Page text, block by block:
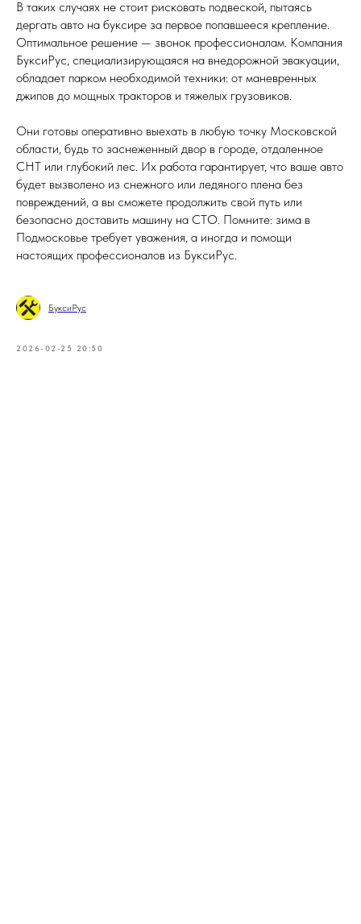
В таких случаях не стоит рисковать подвеской, пытаясь
дергать авто на буксире за первое попавшееся крепление.
Оптимальное решение — звонок профессионалам. Компания
БуксиРус, специализирующаяся на внедорожной эвакуации,
обладает парком необходимой техники: от маневренных
джипов до мощных тракторов и тяжелых грузовиков.
Они готовы оперативно выехать в любую точку Московской
области, будь то заснеженный двор в городе, отдаленное
СНТ или глубокий лес. Их работа гарантирует, что ваше авто
будет вызволено из снежного или ледяного плена без
повреждений, а вы сможете продолжить свой путь или
безопасно доставить машину на СТО. Помните: зима в
Подмосковье требует уважения, а иногда и помощи
настоящих профессионалов из БуксиРус.
БуксиРус
2026-02-25 20:50